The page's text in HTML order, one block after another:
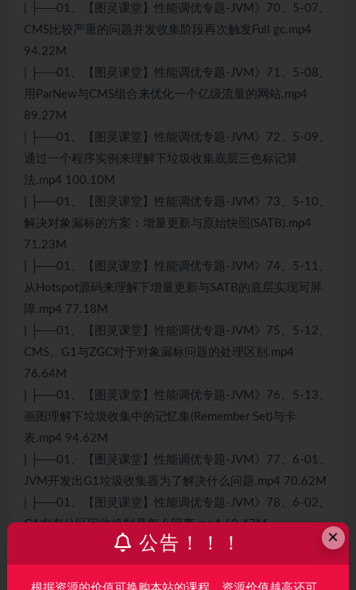
| ├──01、【图灵课堂】性能调优专题-JVM》70、5-07、
CMS比较严重的问题并发收集阶段再次触发Full gc.mp4
94.22M
| ├──01、【图灵课堂】性能调优专题-JVM》71、5-08、
用ParNew与CMS组合来优化一个亿级流量的网站.mp4
89.27M
| ├──01、【图灵课堂】性能调优专题-JVM》72、5-09、
通过一个程序实例来理解下垃圾收集底层三色标记算
法.mp4 100.10M
| ├──01、【图灵课堂】性能调优专题-JVM》73、5-10、
解决对象漏标的方案：增量更新与原始快照(SATB).mp4
71.23M
| ├──01、【图灵课堂】性能调优专题-JVM》74、5-11、
从Hotspot源码来理解下增量更新与SATB的底层实现写屏
障.mp4 77.18M
| ├──01、【图灵课堂】性能调优专题-JVM》75、5-12、
CMS、G1与ZGC对于对象漏标问题的处理区别.mp4
76.64M
| ├──01、【图灵课堂】性能调优专题-JVM》76、5-13、
画图理解下垃圾收集中的记忆集(Remember Set)与卡
表.mp4 94.62M
| ├──01、【图灵课堂】性能调优专题-JVM》77、6-01、
JVM开发出G1垃圾收集器为了解决什么问题.mp4 70.62M
| ├──01、【图灵课堂】性能调优专题-JVM》78、6-02、
G1内存分区回收机制是怎么回事.mp4 62.47M
| ├──01、【图灵课堂】性能调优专题-JVM》79、6-03、
解释下G1对于大对象的特殊处理Humongous区.mp4
×
公告！！！